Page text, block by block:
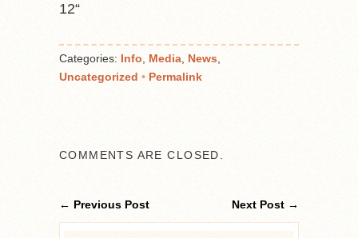
12“
Categories: Info Media News
Uncategorized • Permalink
COMMENTS ARE CLOSED.
← Previous Post Next Post →